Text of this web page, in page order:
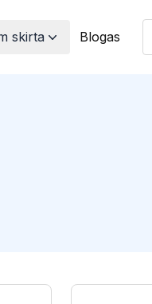
skirta Blogas